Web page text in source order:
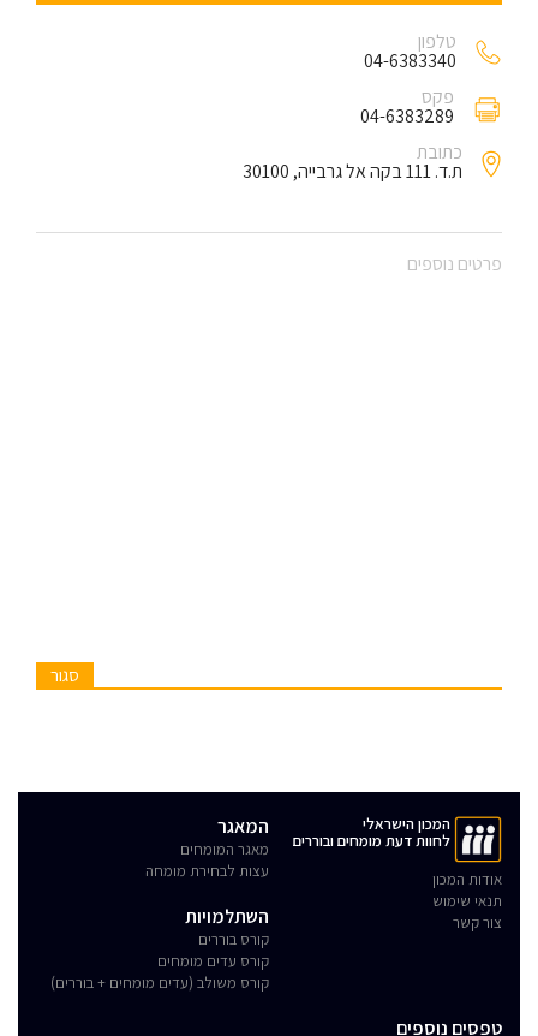
טלפון
04-6383340
פקס
04-6383289
כתובת
ת.ד. 111 בקה אל גרבייה, 30100
פרטים נוספים
סגור
המכון הישראלי
לחוות דעת מומחים ובוררים
אודות המכון
תנאי שימוש
צור קשר
המאגר
מאגר המומחים
עצות לבחירת מומחה
השתלמויות
קורס בוררים
קורס עדים מומחים
קורס משולב (עדים מומחים + בוררים)
טפסים נוספים